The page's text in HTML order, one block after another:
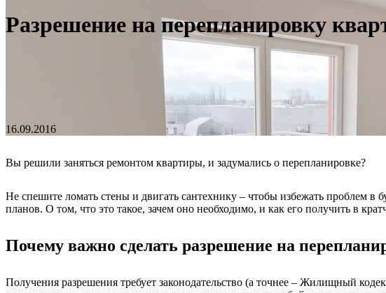
Разрешение на перепланировку
16.09.2016
Вы решили заняться ремонтом квартиры, и задумались о перепланировке?
Не спешите ломать стены и двигать сантехнику – чтобы избежать проблем
планов. О том, что это такое, зачем оно необходимо, и как его получить в
Почему важно сделать разрешение на
Получения разрешения требует законодательство (а точнее – Жилищный